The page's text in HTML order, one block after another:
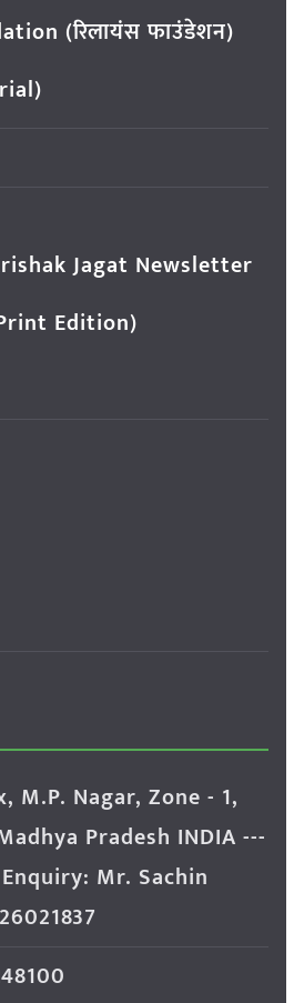
(रिलायंस फाउंडेशन)
Jagat Newsletter
Edition)
M.P. Nagar, Zone - 1,
Pradesh INDIA ---
Mr. Sachin